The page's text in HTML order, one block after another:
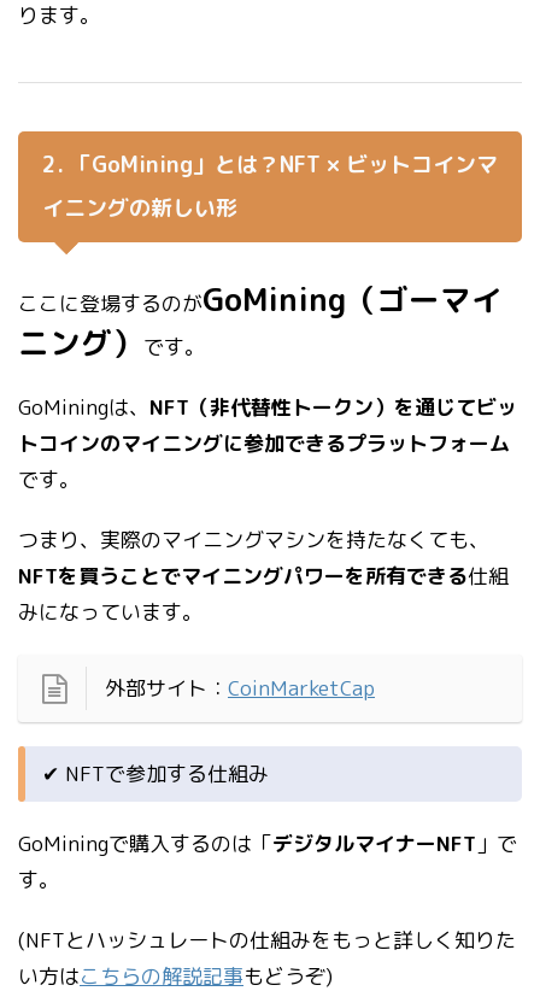
ります。
2. 「GoMining」とは？NFT × ビットコインマ
イニングの新しい形
ここに登場するのがGoMining（ゴーマイ
ニング）
です。
GoMiningは、 NFT（非代替性トークン）を通じてビッ
トコインのマイニングに参加できるプラットフォーム
です。
つまり、実際のマイニングマシンを持たなくても、
NFTを買うことでマイニングパワーを所有できる仕組
みになっています。
外部サイト： CoinMarketCap
✔ NFTで参加する仕組み
GoMiningで購入するのは「デジタルマイナーNFT 」で
す。
(NFTとハッシュレートの仕組みをもっと詳しく知りた
い方はこちらの解説記事もどうぞ)